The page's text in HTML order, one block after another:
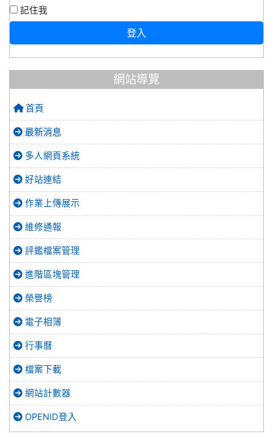
記住我
登入
網站導覽
首頁
最新消息
多人網頁系統
好站連結
作業上傳展示
維修通報
評鑑檔案管理
進階區塊管理
榮譽榜
電子相簿
行事曆
檔案下載
網站計數器
OPENID登入